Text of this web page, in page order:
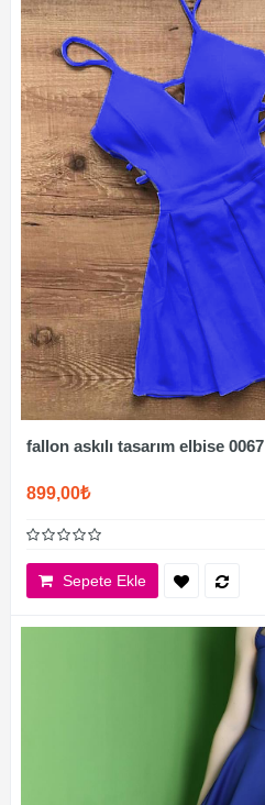
fallon askılı tasarım elbise 0067
899,00₺
Sepete Ekle